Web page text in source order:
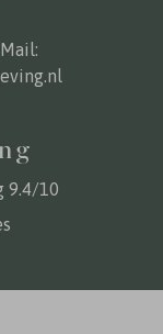
Mail:
9.4/10